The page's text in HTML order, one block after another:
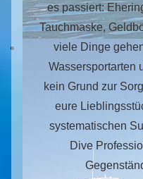
es passiert:
Tauchmaske,
viele Dinge
Wassersportarten
kein Grund zur
eure
systematischen
Dive